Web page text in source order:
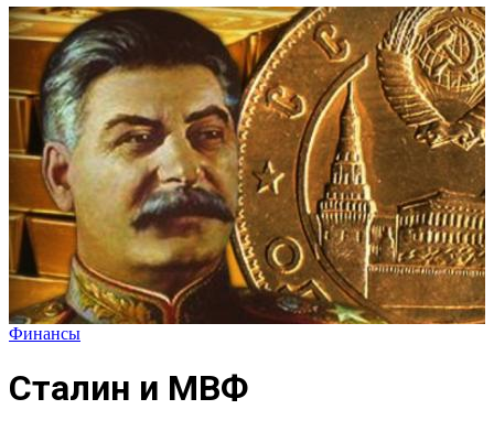
Финансы
Сталин и МВФ